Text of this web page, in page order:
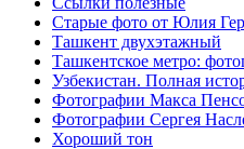
Старые фото от Юлия
Ташкент двухэтажный
Ташкентское метро:
Узбекистан. Полная
Фотографии Макса
Фотографии Сергея
Хороший тон